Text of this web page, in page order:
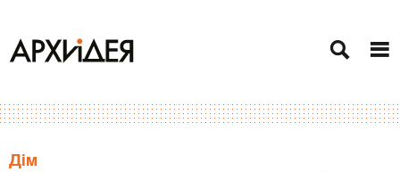
Дiм